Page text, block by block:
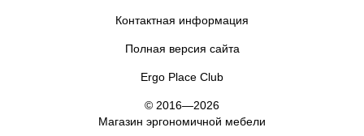
Контактная информация
Полная версия сайта
Ergo Place Club
© 2016—2026
Магазин эргономичной мебели